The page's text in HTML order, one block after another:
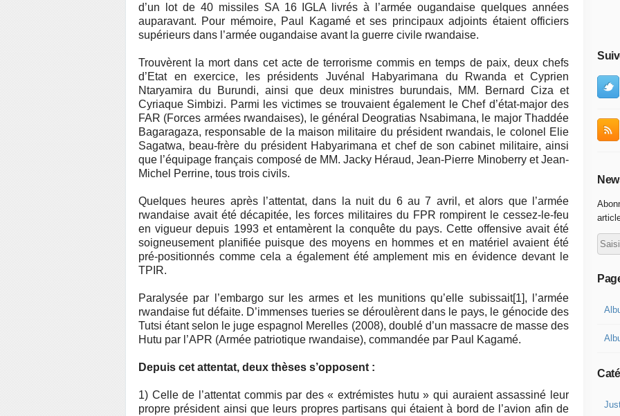
d’un lot de 40 missiles SA 16 IGLA livrés à l’armée ougandaise quelques années
auparavant. Pour mémoire, Paul Kagamé et ses principaux adjoints étaient officiers
supérieurs dans l’armée ougandaise avant la guerre civile rwandaise.
Trouvèrent la mort dans cet acte de terrorisme commis en temps de paix, deux chefs
d’Etat en exercice, les présidents Juvénal Habyarimana du Rwanda et Cyprien
Ntaryamira du Burundi, ainsi que deux ministres burundais, MM. Bernard Ciza et
Cyriaque Simbizi. Parmi les victimes se trouvaient également le Chef d’état-major des
FAR (Forces armées rwandaises), le général Deogratias Nsabimana, le major Thaddée
Bagaragaza, responsable de la maison militaire du président rwandais, le colonel Elie
Sagatwa, beau-frère du président Habyarimana et chef de son cabinet militaire, ainsi
que l’équipage français composé de MM. Jacky Héraud, Jean-Pierre Minoberry et Jean-
Michel Perrine, tous trois civils.
Quelques heures après l’attentat, dans la nuit du 6 au 7 avril, et alors que l’armée
rwandaise avait été décapitée, les forces militaires du FPR rompirent le cessez-le-feu
en vigueur depuis 1993 et entamèrent la conquête du pays. Cette offensive avait été
soigneusement planifiée puisque des moyens en hommes et en matériel avaient été
pré-positionnés comme cela a également été amplement mis en évidence devant le
TPIR.
Paralysée par l’embargo sur les armes et les munitions qu’elle subissait[1], l’armée
rwandaise fut défaite. D’immenses tueries se déroulèrent dans le pays, le génocide des
Tutsi étant selon le juge espagnol Merelles (2008), doublé d’un massacre de masse des
Hutu par l’APR (Armée patriotique rwandaise), commandée par Paul Kagamé.
Depuis cet attentat, deux thèses s’opposent :
1) Celle de l’attentat commis par des « extrémistes hutu » qui auraient assassiné leur
propre président ainsi que leurs propres partisans qui étaient à bord de l’avion afin de